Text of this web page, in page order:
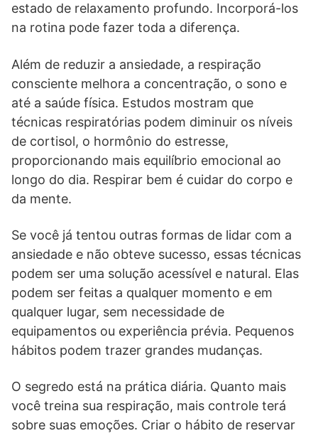
estado de relaxamento profundo. Incorporá-los
na rotina pode fazer toda a diferença.
Além de reduzir a ansiedade, a respiração
consciente melhora a concentração, o sono e
até a saúde física. Estudos mostram que
técnicas respiratórias podem diminuir os níveis
de cortisol, o hormônio do estresse,
proporcionando mais equilíbrio emocional ao
longo do dia. Respirar bem é cuidar do corpo e
da mente.
Se você já tentou outras formas de lidar com a
ansiedade e não obteve sucesso, essas técnicas
podem ser uma solução acessível e natural. Elas
podem ser feitas a qualquer momento e em
qualquer lugar, sem necessidade de
equipamentos ou experiência prévia. Pequenos
hábitos podem trazer grandes mudanças.
O segredo está na prática diária. Quanto mais
você treina sua respiração, mais controle terá
sobre suas emoções. Criar o hábito de reservar